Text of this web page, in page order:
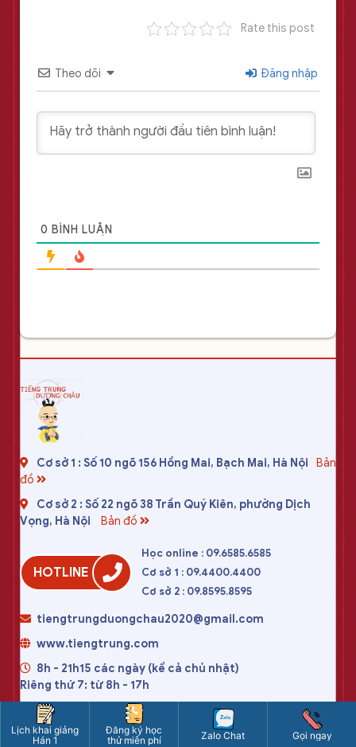
Rate this post
Theo dõi Đăng nhập
0 BÌNH LUẬN
Cơ sở 1 : Số 10 ngõ 156 Hồng Mai, Bạch Mai, Hà Nội
Bản
đồ
Cơ sở 2 : Số 22 ngõ 38 Trần Quý Kiên, phường Dịch
Vọng, Hà Nội
Bản đồ
HOTLINE
Học online : 09.6585.6585
Cơ sở 1 : 09.4400.4400
Cơ sở 2 : 09.8595.8595
tiengtrungduongchau2020@gmail.com
www.tiengtrung.com
8h - 21h15 các ngày (kể cả chủ nhật)
Riêng thứ 7: từ 8h - 17h
CÔNG TY TNHH DƯƠNG CHÂU VIỆT NAM
Lịch khai giảng
Hán 1
Đăng ký học
thử miễn phí
Zalo Chat Gọi ngay